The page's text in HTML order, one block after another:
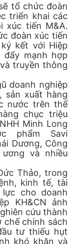
tổ chức đoàn
triển khai các
xúc tiến M&A.
đoàn xúc tiến
kết với Hiệp
đẩy mạnh hợp
truyền thông
doanh nghiệp
sản xuất hàng
nước trên thế
chục triệu
Minh Long
phẩm Savi
Dương, Công
và nhiều
Thảo, trong
kinh tế, tài
cho doanh
KH&CN ảnh
cứu thành
chế chính sách
tư thiếu hụt
khó khăn và